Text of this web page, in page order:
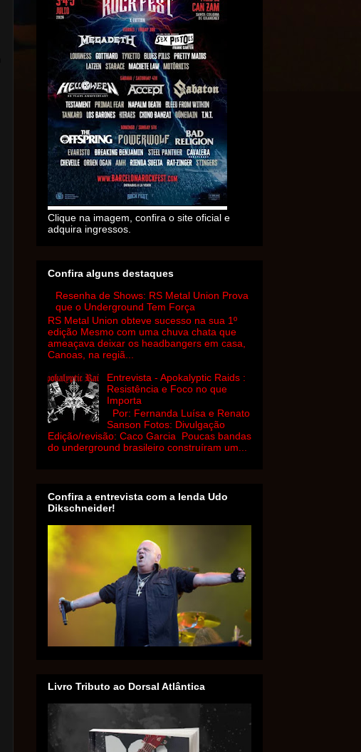
Clique na imagem, confira o site oficial e
adquira ingressos.
Confira alguns destaques
Resenha de Shows: RS Metal Union Prova
que o Underground Tem Força
RS Metal Union obteve sucesso na sua 1º
edição Mesmo com uma chuva chata que
ameaçava deixar os headbangers em casa,
Canoas, na regiã...
Entrevista - Apokalyptic Raids :
Resistência e Foco no que
Importa
Por: Fernanda Luísa e Renato
Sanson Fotos: Divulgação
Edição/revisão: Caco Garcia Poucas bandas
do underground brasileiro construíram um...
Confira a entrevista com a lenda Udo
Dikschneider!
Livro Tributo ao Dorsal Atlântica